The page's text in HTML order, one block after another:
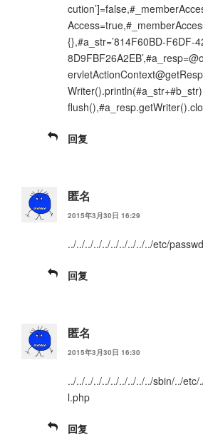
{},#a_str=’814F60BD-F6DF-
回复
匿名
2015年3月30日 16:29
../../../../../../../../../../etc/
回复
匿名
2015年3月30日 16:30
../../../../../../../../../../sbin/../
l.php
回复